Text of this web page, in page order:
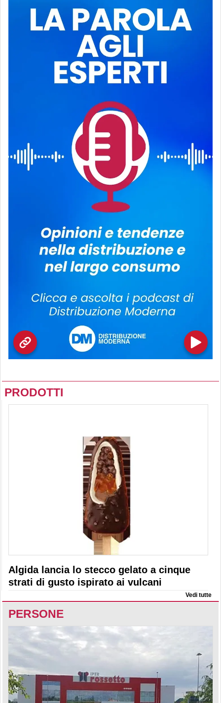
PRODOTTI
Algida lancia lo stecco gelato a cinque
strati di gusto ispirato ai vulcani
Vedi tutte
PERSONE